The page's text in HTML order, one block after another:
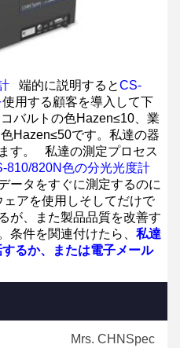
端的に説明するとCS-
使用する顧客を導入して下
バルトの色Hazen≤10、業
Hazen≤50です。私達の器
す。
私達の測定プロセス
810/820N色の分光光度計
ータをすぐに測定するのに
アを使用しそしてだけで
が、また製品品質を改善す
条件を関連付けたら、 私達
るか、または電子メール
Mrs. CHNSpec